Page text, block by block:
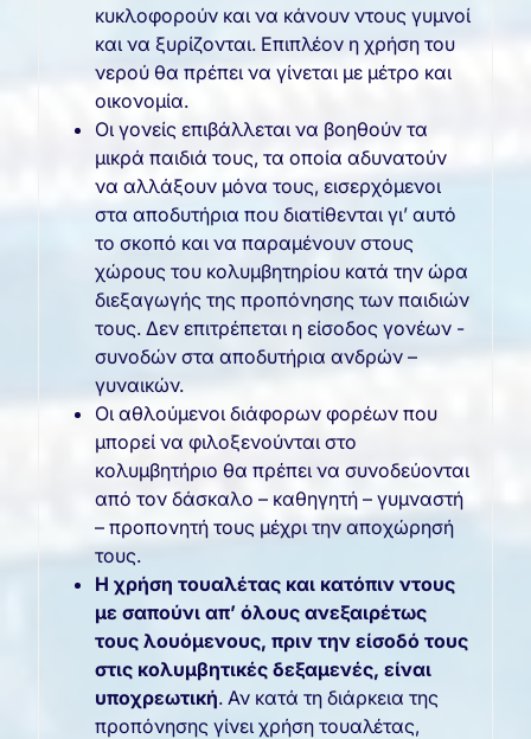
κυκλοφορούν και να κάνουν ντους γυμνοί
και να ξυρίζονται. Επιπλέον η χρήση του
νερού θα πρέπει να γίνεται με μέτρο και
οικονομία.
Οι γονείς επιβάλλεται να βοηθούν τα
μικρά παιδιά τους, τα οποία αδυνατούν
να αλλάξουν μόνα τους, εισερχόμενοι
στα αποδυτήρια που διατίθενται γι’ αυτό
το σκοπό και να παραμένουν στους
χώρους του κολυμβητηρίου κατά την ώρα
διεξαγωγής της προπόνησης των παιδιών
τους. Δεν επιτρέπεται η είσοδος γονέων -
συνοδών στα αποδυτήρια ανδρών –
γυναικών.
Οι αθλούμενοι διάφορων φορέων που
μπορεί να φιλοξενούνται στο
κολυμβητήριο θα πρέπει να συνοδεύονται
από τον δάσκαλο – καθηγητή – γυμναστή
– προπονητή τους μέχρι την αποχώρησή
τους.
Η χρήση τουαλέτας και κατόπιν ντους
με σαπούνι απ’ όλους ανεξαιρέτως
τους λουόμενους, πριν την είσοδό τους
στις κολυμβητικές δεξαμενές, είναι
υποχρεωτική. Αν κατά τη διάρκεια της
προπόνησης γίνει χρήση τουαλέτας,